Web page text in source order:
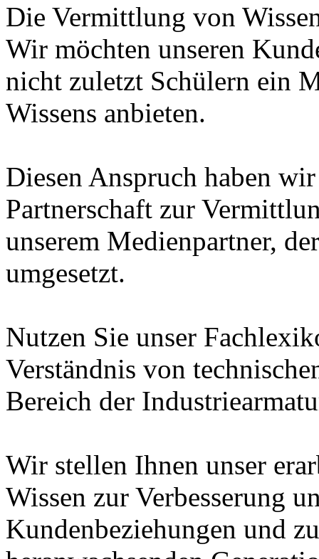
Die Vermittlung von
Wir möchten unseren
nicht zuletzt Schülern ein
Wissens anbieten.
Diesen Anspruch haben
Partnerschaft zur
unserem Medienpartner,
umgesetzt.
Nutzen Sie unser
Verständnis von
Bereich der
Wir stellen Ihnen unser
Wissen zur Verbesserung
Kundenbeziehungen und